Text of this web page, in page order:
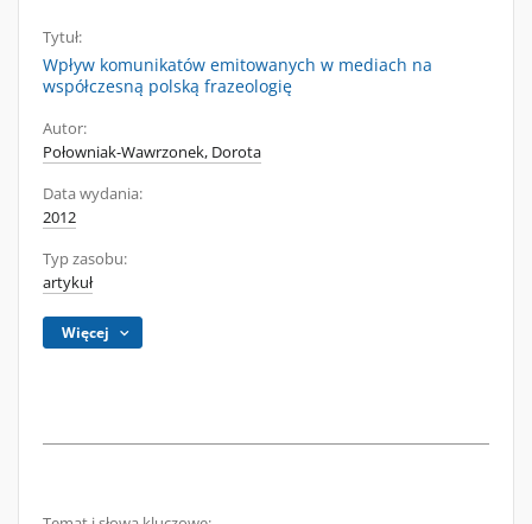
Tytuł:
Wpływ komunikatów emitowanych w mediach na
współczesną polską frazeologię
Autor:
Połowniak-Wawrzonek, Dorota
Data wydania:
2012
Typ zasobu:
artykuł
Więcej